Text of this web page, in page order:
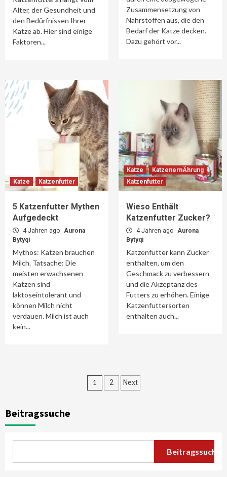
Alter, der Gesundheit und
den Bedürfnissen Ihrer
Katze ab. Hier sind einige
Faktoren...
Zusammensetzung von
Nährstoffen aus, die den
Bedarf der Katze decken.
Dazu gehört vor...
Katze Katzenfutter
5 Katzenfutter Mythen
Aufgedeckt
4 Jahren ago Aurona
Bytyqi
Mythos: Katzen brauchen
Milch. Tatsache: Die
meisten erwachsenen
Katzen sind
laktoseintolerant und
können Milch nicht
verdauen. Milch ist auch
kein...
Katze
KatzenernÄhrung
Katzenfutter
Wieso Enthält
Katzenfutter Zucker?
4 Jahren ago Aurona
Bytyqi
Katzenfutter kann Zucker
enthalten, um den
Geschmack zu verbessern
und die Akzeptanz des
Futters zu erhöhen. Einige
Katzenfuttersorten
enthalten auch...
1 2 Next
Beitragssuche
Beitragssuche